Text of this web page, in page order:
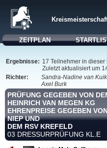
ZEITPLAN
Ergebnisse: 17 Teilnehmer in dieser
Zuletzt aktualisiert um
Richter:
Sandra-Nadine van
Axel Burk
PRÜFUNG GEGEBEN VON
HEINRICH VAN MEGEN KG
EHRENPREISE GEGEBEN
NIEP UND
DEM RSV KREFELD
03 DRESSURPRÜFUNG KL.E